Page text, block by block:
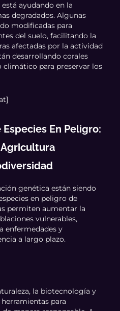
ayudando en la
degradados. Algunas
modificadas para
del suelo, facilitando la
afectadas por la actividad
desarrollando corales
climático para preservar los
En Peligro:
genética están siendo
en peligro de
permiten aumentar la
vulnerables,
enfermedades y
a largo plazo.
la biotecnología y
para